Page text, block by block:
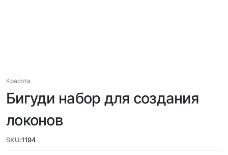
Красота
Бигуди набор для создания
локонов
SKU:1194